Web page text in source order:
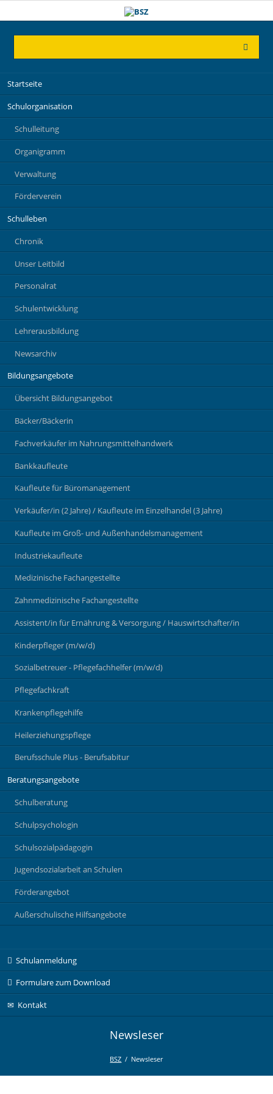
Navigation
überspringen
Startseite
Schulorganisation
Schulleitung
Organigramm
Verwaltung
Förderverein
Schulleben
Chronik
Unser Leitbild
Personalrat
Schulentwicklung
Lehrerausbildung
Newsarchiv
Bildungsangebote
Übersicht Bildungsangebot
Bäcker/Bäckerin
Fachverkäufer im Nahrungsmittelhandwerk
Bankkaufleute
Kaufleute für Büromanagement
Verkäufer/in (2 Jahre) / Kaufleute im Einzelhandel (3 Jahre)
Kaufleute im Groß- und Außenhandelsmanagement
Industriekaufleute
Medizinische Fachangestellte
Zahnmedizinische Fachangestellte
Assistent/in für Ernährung & Versorgung / Hauswirtschafter/in
Kinderpfleger (m/w/d)
Sozialbetreuer - Pflegefachhelfer (m/w/d)
Pflegefachkraft
Krankenpflegehilfe
Heilerziehungspflege
Berufsschule Plus - Berufsabitur
Beratungsangebote
Schulberatung
Schulpsychologin
Schulsozialpädagogin
Jugendsozialarbeit an Schulen
Förderangebot
Außerschulische Hilfsangebote
überspringen
Schulanmeldung
Formulare zum Download
Kontakt
Newsleser
BSZ Newsleser